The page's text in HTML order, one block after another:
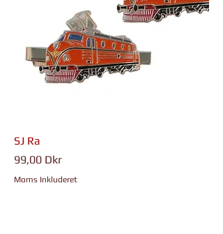
SJ Ra
Pris
99,00 Dkr
Moms Inkluderet